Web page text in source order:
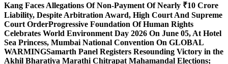
Kang Faces Allegations Of Non-Payment Of Nearly ₹10 Crore
Liability, Despite Arbitration Award, High Court And Supreme
Court OrderProgressive Foundation Of Human Rights
Celebrates World Environment Day 2026 On June 05, At Hotel
Sea Princess, Mumbai National Convention On GLOBAL
WARMINGSamarth Panel Registers Resounding Victory in the
Akhil Bharatiya Marathi Chitrapat Mahamandal Elections;